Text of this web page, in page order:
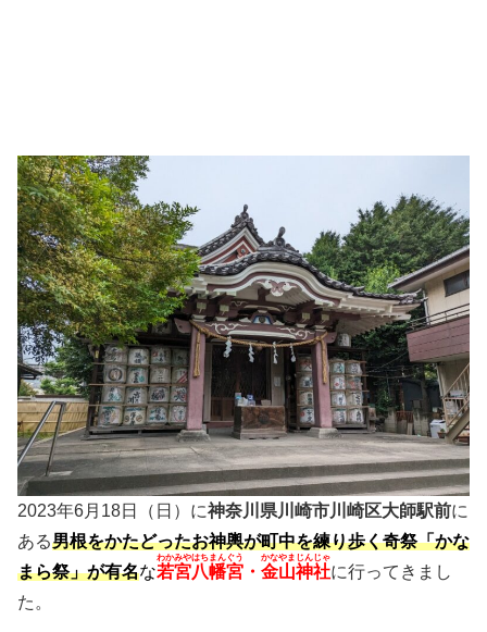
2023年6月18日（日）に神奈川県川崎市川崎区大師駅前に
ある男根をかたどったお神輿が町中を練り歩く奇祭「かな
まら祭」が有名な若宮八幡宮
わかみやはちまんぐう
・ 金山神社
かなやまじんじゃ
に行ってきまし
た。